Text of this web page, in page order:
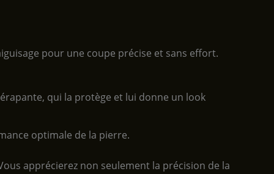
pour une coupe précise et sans effort.
qui la protège et lui donne un look
optimale de la pierre.
apprécierez non seulement la précision de la